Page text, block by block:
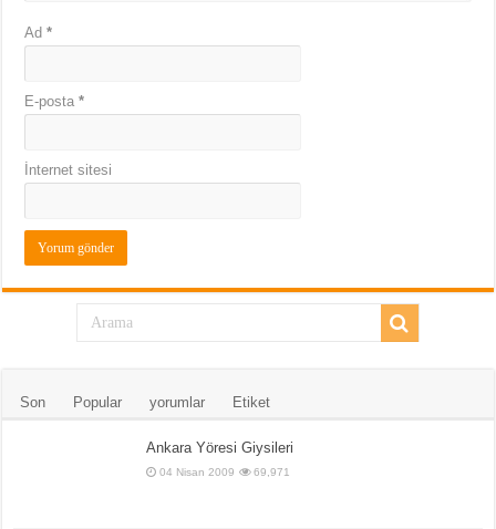
Ad*
E-posta*
İnternet sitesi
Son Popular yorumlar Etiket
Ankara Yöresi Giysileri
04 Nisan 2009 69,971